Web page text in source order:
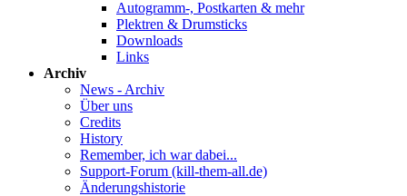
Autogramm-, Postkarten & mehr
Plektren & Drumsticks
Downloads
Links
Archiv
News - Archiv
Über uns
Credits
History
Remember, ich war dabei...
Support-Forum (kill-them-all.de)
Änderungshistorie